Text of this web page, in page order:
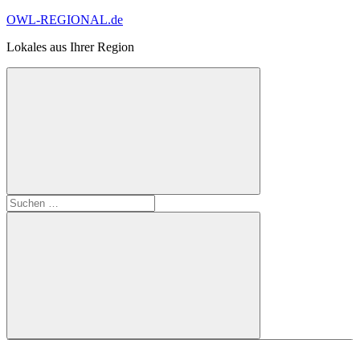
Zum
springen
OWL-REGIONAL.de
Lokales aus Ihrer Region
Suchformular
öffnen
Suchen
nach: